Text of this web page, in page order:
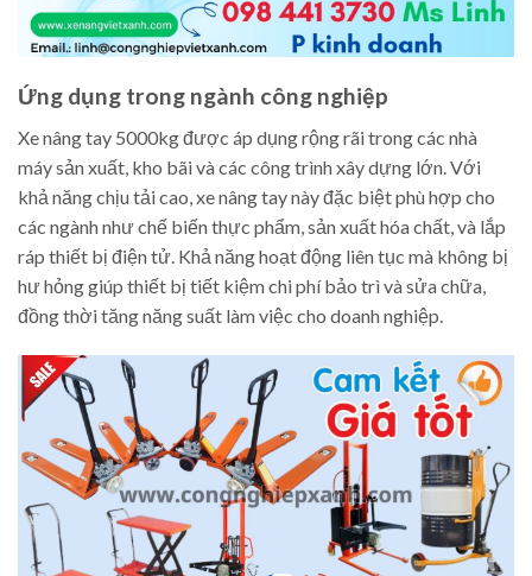
Ứng dụng trong ngành công nghiệp
Xe nâng tay 5000kg được áp dụng rộng rãi trong các nhà
máy sản xuất, kho bãi và các công trình xây dựng lớn. Với
khả năng chịu tải cao, xe nâng tay này đặc biệt phù hợp cho
các ngành như chế biến thực phẩm, sản xuất hóa chất, và lắp
ráp thiết bị điện tử. Khả năng hoạt động liên tục mà không bị
hư hỏng giúp thiết bị tiết kiệm chi phí bảo trì và sửa chữa,
đồng thời tăng năng suất làm việc cho doanh nghiệp.